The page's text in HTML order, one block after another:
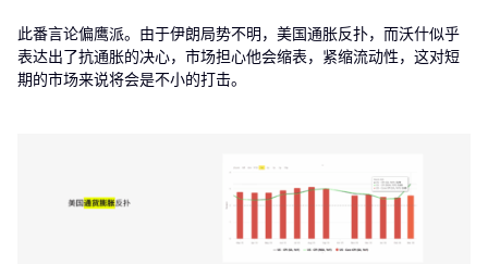
此番言论偏鹰派。由于伊朗局势不明，美国通胀反扑，而沃什似乎
表达出了抗通胀的决心，市场担心他会缩表，紧缩流动性，这对短
期的市场来说将会是不小的打击。